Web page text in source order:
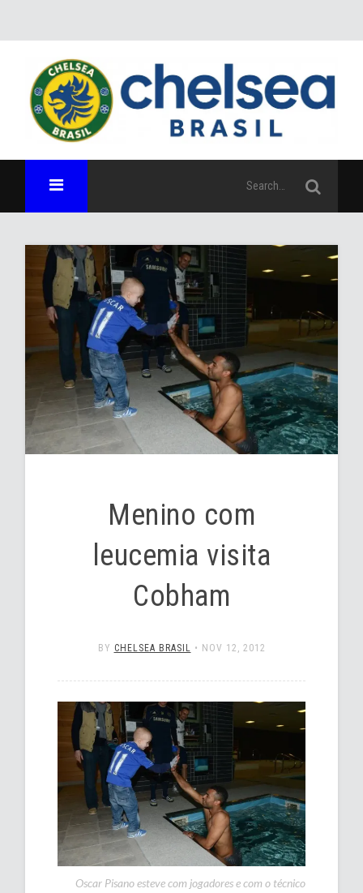
Menino com
leucemia visita
Cobham
BY CHELSEA BRASIL • NOV 12, 2012
Oscar Pisano esteve com jogadores e com o técnico